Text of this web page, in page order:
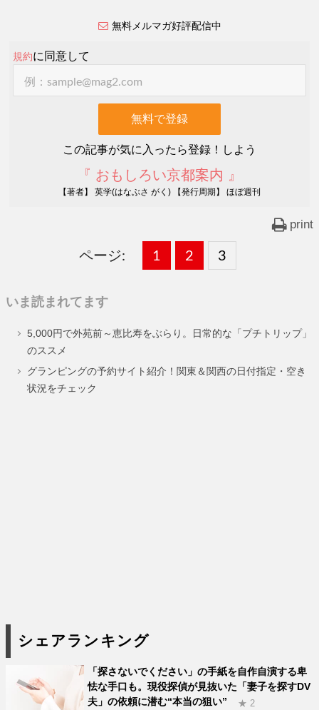
無料メルマガ好評配信中
規約に同意して
この記事が気に入ったら登録！しよう
『 おもしろい京都案内 』
【著者】 英学(はなぶさ がく) 【発行周期】 ほぼ週刊
print
ページ:
固
ー
ジ
1 ,
固
ー
ジ
2 ,
固
ー
ジ
3
いま読まれてます
5,000円で外苑前～恵比寿をぶらり。日常的な「プチトリップ」
のススメ
グランピングの予約サイト紹介！関東＆関西の日付指定・空き
状況をチェック
シェアランキング
「探さないでください」の手紙を自作自演する卑
怯な手口も。現役探偵が見抜いた「妻子を探すDV
夫」の依頼に潜む“本当の狙い”
★ 2